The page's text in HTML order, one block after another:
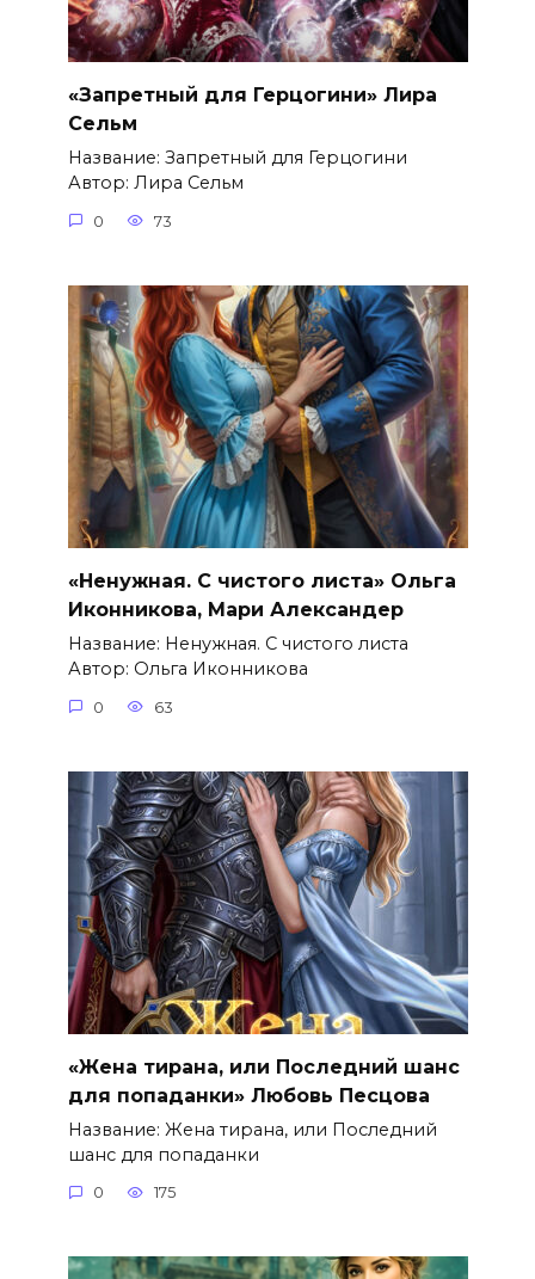
«Запретный для Герцогини» Лира
Сельм
Название: Запретный для Герцогини
Автор: Лира Сельм
0 73
«Ненужная. С чистого листа» Ольга
Иконникова, Мари Александер
Название: Ненужная. С чистого листа
Автор: Ольга Иконникова
0 63
«Жена тирана, или Последний шанс
для попаданки» Любовь Песцова
Название: Жена тирана, или Последний
шанс для попаданки
0 175